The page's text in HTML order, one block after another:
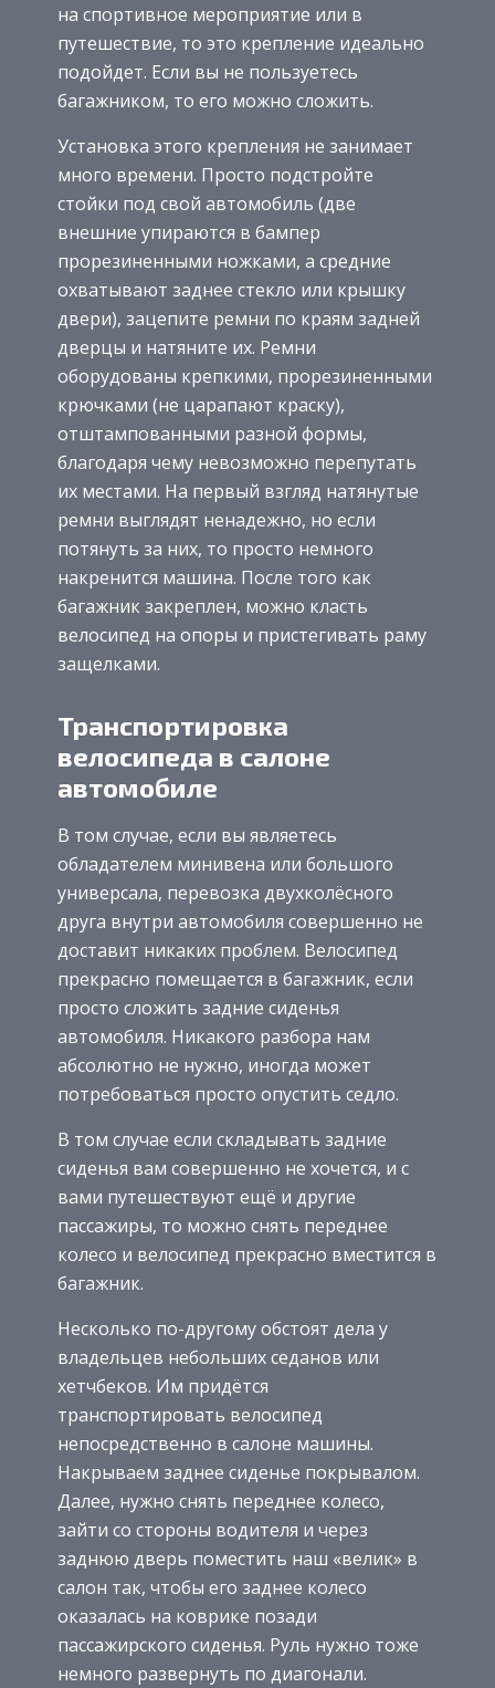
на спортивное мероприятие или в
путешествие, то это крепление идеально
подойдет. Если вы не пользуетесь
багажником, то его можно сложить.
Установка этого крепления не занимает
много времени. Просто подстройте
стойки под свой автомобиль (две
внешние упираются в бампер
прорезиненными ножками, а средние
охватывают заднее стекло или крышку
двери), зацепите ремни по краям задней
дверцы и натяните их. Ремни
оборудованы крепкими, прорезиненными
крючками (не царапают краску),
отштампованными разной формы,
благодаря чему невозможно перепутать
их местами. На первый взгляд натянутые
ремни выглядят ненадежно, но если
потянуть за них, то просто немного
накренится машина. После того как
багажник закреплен, можно класть
велосипед на опоры и пристегивать раму
защелками.
Транспортировка
велосипеда в салоне
автомобиле
В том случае, если вы являетесь
обладателем минивена или большого
универсала, перевозка двухколёсного
друга внутри автомобиля совершенно не
доставит никаких проблем. Велосипед
прекрасно помещается в багажник, если
просто сложить задние сиденья
автомобиля. Никакого разбора нам
абсолютно не нужно, иногда может
потребоваться просто опустить седло.
В том случае если складывать задние
сиденья вам совершенно не хочется, и с
вами путешествуют ещё и другие
пассажиры, то можно снять переднее
колесо и велосипед прекрасно вместится в
багажник.
Несколько по-другому обстоят дела у
владельцев небольших седанов или
хетчбеков. Им придётся
транспортировать велосипед
непосредственно в салоне машины.
Накрываем заднее сиденье покрывалом.
Далее, нужно снять переднее колесо,
зайти со стороны водителя и через
заднюю дверь поместить наш «велик» в
салон так, чтобы его заднее колесо
оказалась на коврике позади
пассажирского сиденья. Руль нужно тоже
немного развернуть по диагонали.